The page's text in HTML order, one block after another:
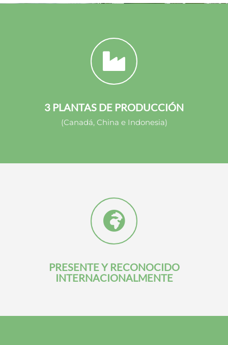
3 PLANTAS DE PRODUCCIÓN
(Canadá, China e Indonesia)
PRESENTE Y RECONOCIDO
INTERNACIONALMENTE